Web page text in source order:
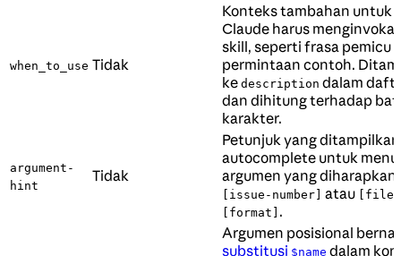
when_to_use Tidak
Konteks tambahan untuk
Claude harus
skill, seperti frasa pemicu
permintaan contoh.
ke description dalam
dan dihitung terhadap
karakter.
argument-
hint
Tidak
Petunjuk yang
autocomplete untuk
argumen yang
[issue-number] atau
[format] .
Argumen posisional
substitusi $name dalam